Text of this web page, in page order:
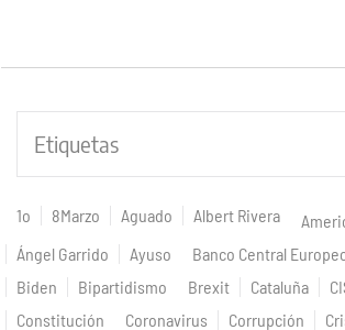
Etiquetas
1o 8Marzo Aguado Albert Rivera
Ángel Garrido
Ayuso Banco Central
Biden
Bipartidismo Brexit Cataluña
Constitución
Coronavirus Corrupción